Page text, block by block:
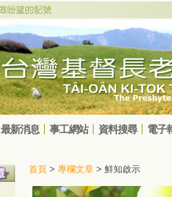
最新消息 事工網站 資料搜尋 電子
首頁 > 專欄文章 > 鮮知啟示